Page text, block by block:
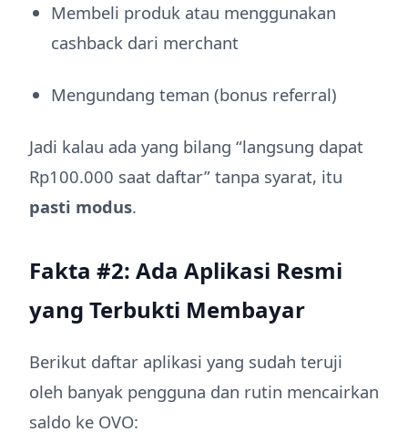
Membeli produk atau menggunakan
cashback dari merchant
Mengundang teman (bonus referral)
Jadi kalau ada yang bilang “langsung dapat
Rp100.000 saat daftar” tanpa syarat, itu
pasti modus.
Fakta #2: Ada Aplikasi Resmi
yang Terbukti Membayar
Berikut daftar aplikasi yang sudah teruji
oleh banyak pengguna dan rutin mencairkan
saldo ke OVO: